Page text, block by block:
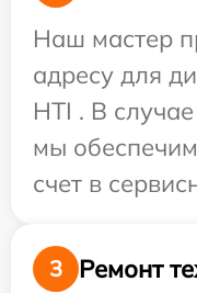
Наш мастер
адресу для
HTI . В
мы
счет в
3
Ремонт